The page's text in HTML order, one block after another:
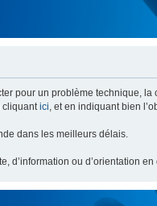
pour un problème technique,
cliquantici, et en indiquant bien
dans les meilleurs délais.
d’information ou d’orientation